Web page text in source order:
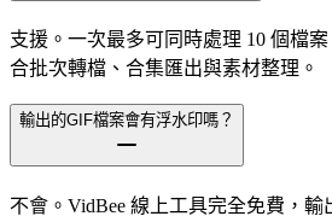
支援。一次最多可同時處理 10 個檔
合批次轉檔、合集匯出與素材整理。
輸出的GIF檔案會有浮水印嗎？
不會。VidBee 線上工具完全免費，輸